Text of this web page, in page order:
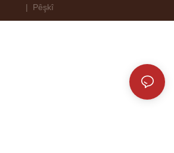
| Pêşkî